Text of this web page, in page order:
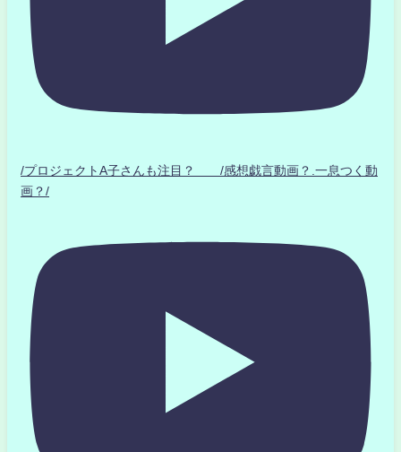
/プロジェクトA子さんも注目？ /感想戯言動画？.一息つく動
画？/